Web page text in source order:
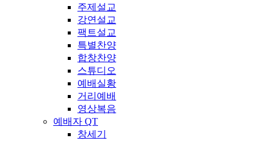
주제설교
강연설교
팩트설교
특별찬양
합창찬양
스튜디오
예배실황
거리예배
영상복음
예배자 QT
창세기